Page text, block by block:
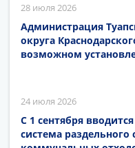
28 июля 2026
Администрация
округа
возможном
24 июля 2026
С 1 сентября
система раздельного